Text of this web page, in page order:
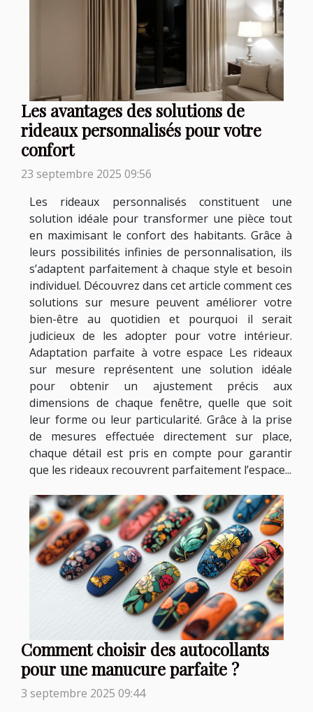
Les avantages des solutions de
rideaux personnalisés pour votre
confort
23 septembre 2025 09:56
Les rideaux personnalisés constituent une
solution idéale pour transformer une pièce tout
en maximisant le confort des habitants. Grâce à
leurs possibilités infinies de personnalisation, ils
s’adaptent parfaitement à chaque style et besoin
individuel. Découvrez dans cet article comment ces
solutions sur mesure peuvent améliorer votre
bien-être au quotidien et pourquoi il serait
judicieux de les adopter pour votre intérieur.
Adaptation parfaite à votre espace Les rideaux
sur mesure représentent une solution idéale
pour obtenir un ajustement précis aux
dimensions de chaque fenêtre, quelle que soit
leur forme ou leur particularité. Grâce à la prise
de mesures effectuée directement sur place,
chaque détail est pris en compte pour garantir
que les rideaux recouvrent parfaitement l’espace...
Comment choisir des autocollants
pour une manucure parfaite ?
3 septembre 2025 09:44